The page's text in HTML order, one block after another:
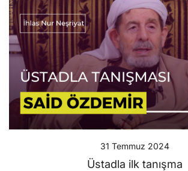
31 Temmuz 2024
Üstadla ilk tanışma